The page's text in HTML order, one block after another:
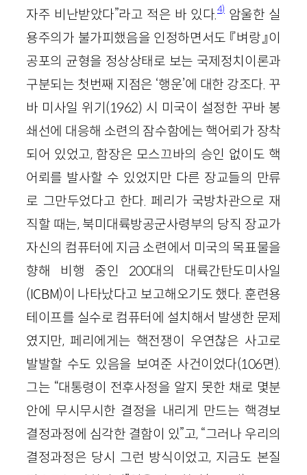
자주 비난받았다”라고 적은 바 있다.4) 암울한 실
용주의가 불가피했음을 인정하면서도 『벼랑』이
공포의 균형을 정상상태로 보는 국제정치이론과
구분되는 첫번째 지점은 ‘행운’에 대한 강조다. 꾸
바 미사일 위기(1962) 시 미국이 설정한 꾸바 봉
쇄선에 대응해 소련의 잠수함에는 핵어뢰가 장착
되어 있었고, 함장은 모스끄바의 승인 없이도 핵
어뢰를 발사할 수 있었지만 다른 장교들의 만류
로 그만두었다고 한다. 페리가 국방차관으로 재
직할 때는, 북미대륙방공군사령부의 당직 장교가
자신의 컴퓨터에 지금 소련에서 미국의 목표물을
향해 비행 중인 200대의 대륙간탄도미사일
(ICBM)이 나타났다고 보고해오기도 했다. 훈련용
테이프를 실수로 컴퓨터에 설치해서 발생한 문제
였지만, 페리에게는 핵전쟁이 우연찮은 사고로
발발할 수도 있음을 보여준 사건이었다(106면).
그는 “대통령이 전후사정을 알지 못한 채로 몇분
안에 무시무시한 결정을 내리게 만드는 핵경보
결정과정에 심각한 결함이 있”고, “그러나 우리의
결정과정은 당시 그런 방식이었고, 지금도 본질